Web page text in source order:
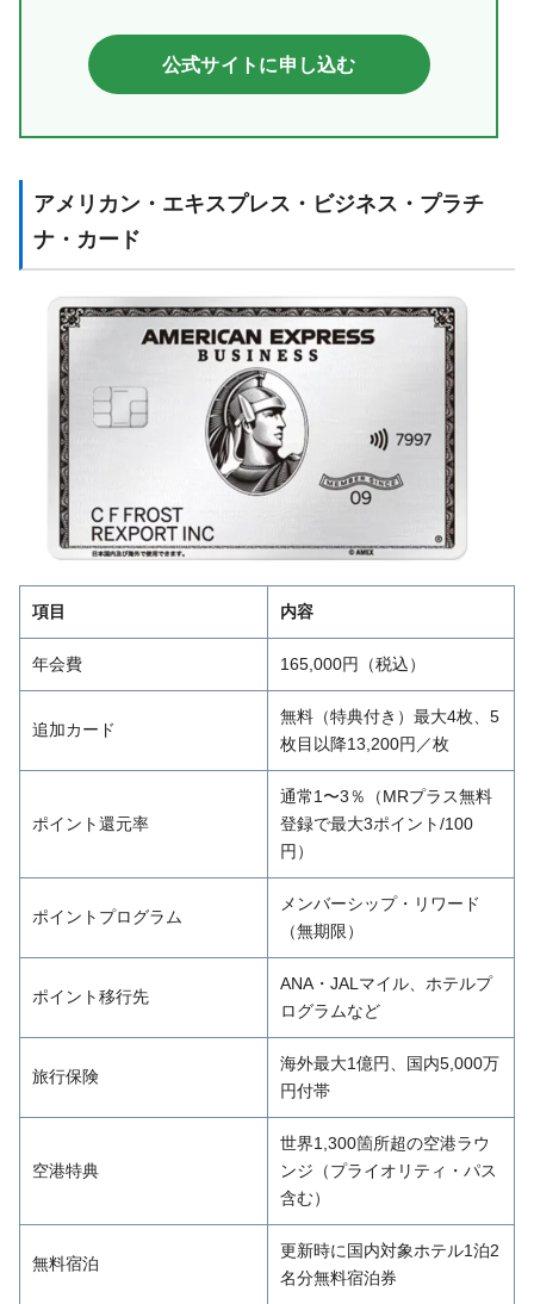
公式サイトに申し込む
アメリカン・エキスプレス・ビジネス・プラチ
ナ・カード
項目 内容
年会費 165,000円（税込）
追加カード
無料（特典付き）最大4枚、5
枚目以降13,200円／枚
ポイント還元率
通常1〜3％（MRプラス無料
登録で最大3ポイント/100
円）
ポイントプログラム
メンバーシップ・リワード
（無期限）
ポイント移行先
ANA・JALマイル、ホテルプ
ログラムなど
旅行保険
海外最大1億円、国内5,000万
円付帯
空港特典
世界1,300箇所超の空港ラウ
ンジ（プライオリティ・パス
含む）
無料宿泊
更新時に国内対象ホテル1泊2
名分無料宿泊券